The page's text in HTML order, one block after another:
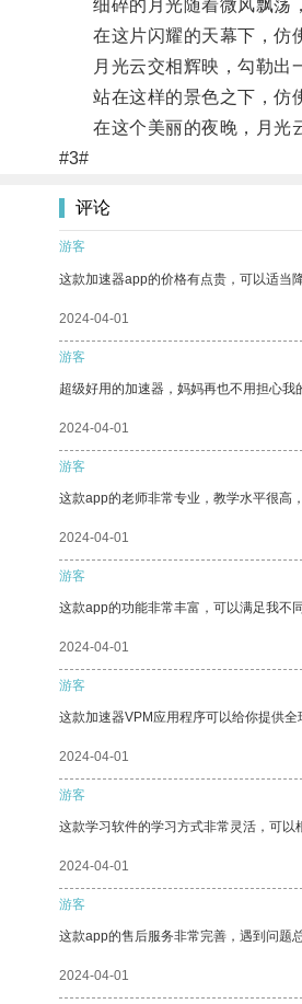
细碎的月光随着微风飘荡，
在这片闪耀的天幕下，仿佛
月光云交相辉映，勾勒出一
站在这样的景色之下，仿佛
在这个美丽的夜晚，月光云
#3#
评论
游客
这款加速器app的价格有点贵，可以适当
2024-04-01
游客
超级好用的加速器，妈妈再也不用担心我
2024-04-01
游客
这款app的老师非常专业，教学水平很高
2024-04-01
游客
这款app的功能非常丰富，可以满足我不
2024-04-01
游客
这款加速器VPM应用程序可以给你提供全
2024-04-01
游客
这款学习软件的学习方式非常灵活，可以
2024-04-01
游客
这款app的售后服务非常完善，遇到问题
2024-04-01